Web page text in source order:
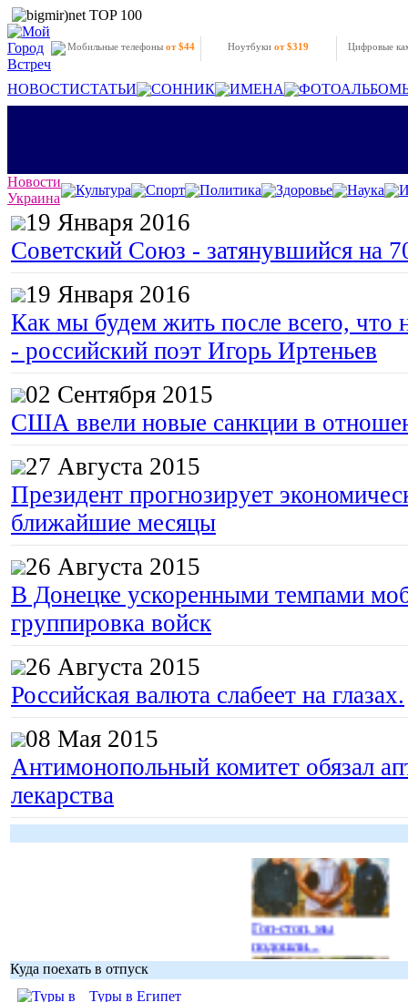
Мобильные телефоны от $44 Ноутбукиот $319 Цифровые
НОВОСТИСТАТЬИ СОННИК ИМЕНА
Новости
Украина
Культура Спорт Политика Здоровье Наука
19 Января 2016
Советский Союз - затянувшийся на
19 Января 2016
Как мы будем жить после всего, что
- российский поэт Игорь Иртеньев
02 Сентября 2015
США ввели новые санкции в
27 Августа 2015
Президент прогнозирует
ближайшие месяцы
26 Августа 2015
В Донецке ускоренными темпами
группировка войск
26 Августа 2015
Российская валюта слабеет на глазах.
08 Мая 2015
Антимонопольный комитет обязал
лекарства
Гоп-стоп, мы
подошли...
Куда поехать в отпуск
Туры в Египет